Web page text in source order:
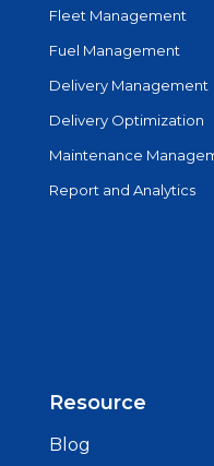
Fleet Management
Fuel Management
Delivery Management
Delivery Optimization
Maintenance
Report and Analytics
Resource
Blog